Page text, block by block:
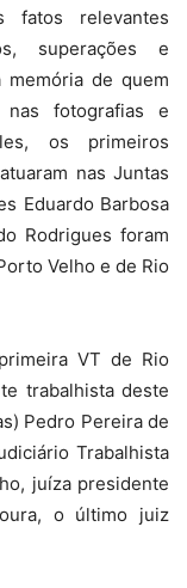
fatos relevantes
superações e
memória de quem
fotografias e
os primeiros
nas Juntas
Eduardo Barbosa
Rodrigues foram
Velho e de Rio
VT de Rio
trabalhista deste
Pedro Pereira de
Trabalhista
juíza presidente
o último juiz